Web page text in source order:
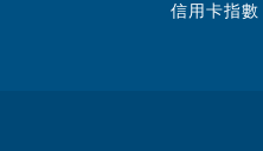
信用卡指數